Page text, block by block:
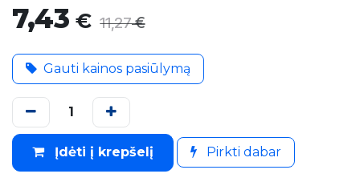
7,43 € 11,27€
Gauti kainos pasiūlymą
Įdėti į krepšelį Pirkti dabar